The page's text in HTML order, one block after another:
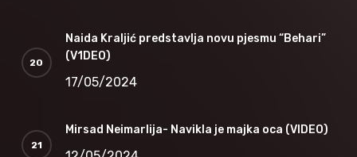
Naida Kraljić predstavlja novu pjesmu “Behari”
(V1DEO)
17/05/2024
Mirsad Neimarlija- Navikla je majka oca (VIDEO)